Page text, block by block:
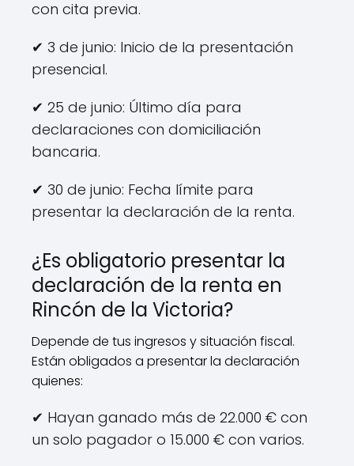
con cita previa.
✔ 3 de junio: Inicio de la presentación
presencial.
✔ 25 de junio: Último día para
declaraciones con domiciliación
bancaria.
✔ 30 de junio: Fecha límite para
presentar la declaración de la renta.
¿Es obligatorio presentar la
declaración de la renta en
Rincón de la Victoria?
Depende de tus ingresos y situación fiscal.
Están obligados a presentar la declaración
quienes:
✔ Hayan ganado más de 22.000 € con
un solo pagador o 15.000 € con varios.